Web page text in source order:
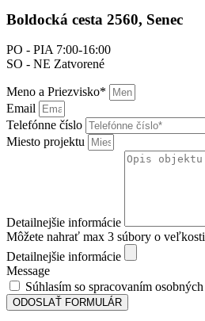
Boldocká cesta 2560, Senec
PO - PIA 7:00-16:00
SO - NE Zatvorené
Meno a Priezvisko*
Email
Telefónne číslo
Miesto projektu
Detailnejšie informácie
Môžete nahrať max 3 súbory o
Detailnejšie informácie
Message
Súhlasím so spracovaním
ODOSLAŤ FORMULÁR